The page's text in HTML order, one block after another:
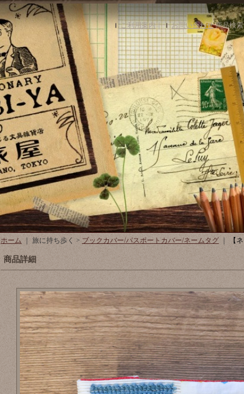
ご利用案内｜ お問い合わせ 商品検索
ホーム ｜ 旅に持ち歩く > ブックカバー/パスポートカバー/ネームタグ 【
商品詳細